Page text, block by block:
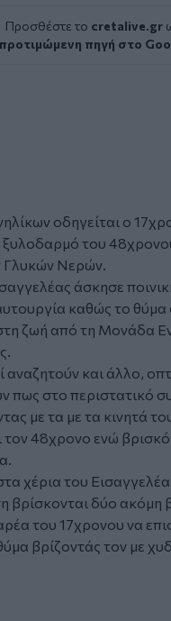
Προσθέστε το cretalive.gr
προτιμώμενη πηγή στο
οδηγείται ο
ξυλοδαρμό του
Γλυκών Νερών.
άσκησε
καθώς το θύμα
ζωή από τη Μονάδα
αναζητούν και άλλο,
πως στο περιστατικό
με τα με τα κινητά
τον 48χρονο ενώ
χέρια του Εισαγγελέα
βρίσκονται δύο ακόμη
του 17χρονου να
βρίζοντάς τον με